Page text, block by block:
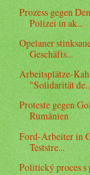
Prozess gegen
Polizei in ak...
Opelaner
Geschäfts...
Arbeitsplätze-
"Solidarität
Proteste gegen
Rumänien
Ford-Arbeiter in
Teststre...
Politický proces